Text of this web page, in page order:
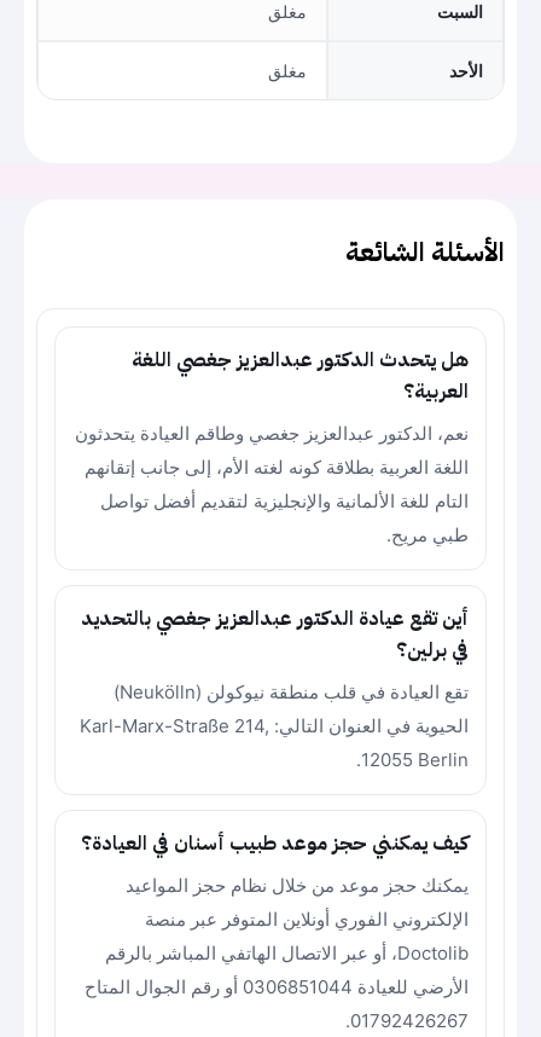
السبت مغلق
الأحد مغلق
الأسئلة الشائعة
هل يتحدث الدكتور عبدالعزيز جغصي اللغة
العربية؟
نعم، الدكتور عبدالعزيز جغصي وطاقم العيادة يتحدثون
اللغة العربية بطلاقة كونه لغته الأم، إلى جانب إتقانهم
التام للغة الألمانية والإنجليزية لتقديم أفضل تواصل
طبي مريح.
أين تقع عيادة الدكتور عبدالعزيز جغصي بالتحديد
في برلين؟
تقع العيادة في قلب منطقة نيوكولن (Neukölln)
الحيوية في العنوان التالي: Karl-Marx-Straße 214,
12055 Berlin.
كيف يمكنني حجز موعد طبيب أسنان في العيادة؟
يمكنك حجز موعد من خلال نظام حجز المواعيد
الإلكتروني الفوري أونلاين المتوفر عبر منصة
Doctolib، أو عبر الاتصال الهاتفي المباشر بالرقم
الأرضي للعيادة 0306851044 أو رقم الجوال المتاح
01792426267.